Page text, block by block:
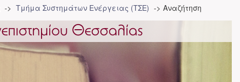
Τμήμα Συστημάτων Ενέργειας (ΤΣΕ) Αναζήτηση